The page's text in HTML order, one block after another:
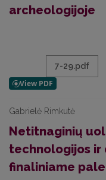
archeologijoje
7-29.pdf
Gabrielė Rimkutė
Netitnaginių
technologijos ir
finaliniame